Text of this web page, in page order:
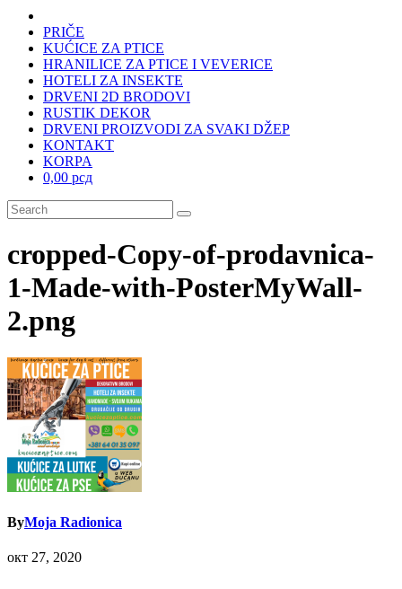
PRIČE
KUĆICE ZA PTICE
HRANILICE ZA PTICE I VEVERICE
HOTELI ZA INSEKTE
DRVENI 2D BRODOVI
RUSTIK DEKOR
DRVENI PROIZVODI ZA SVAKI DŽEP
KONTAKT
KORPA
0,00 рсд
cropped-Copy-of-prodavnica-
1-Made-with-PosterMyWall-
2.png
ByMoja Radionica
окт 27, 2020